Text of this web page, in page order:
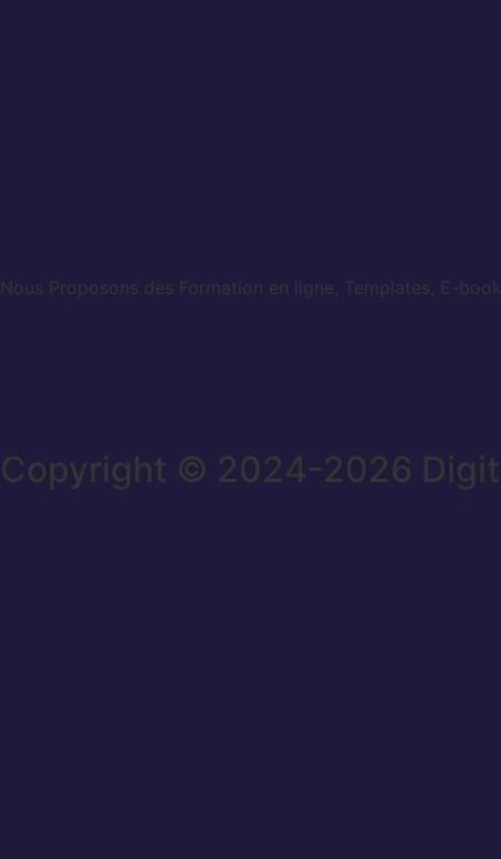
Nous Proposons des Formation en ligne, Templates, E-
Copyright © 2024-2026